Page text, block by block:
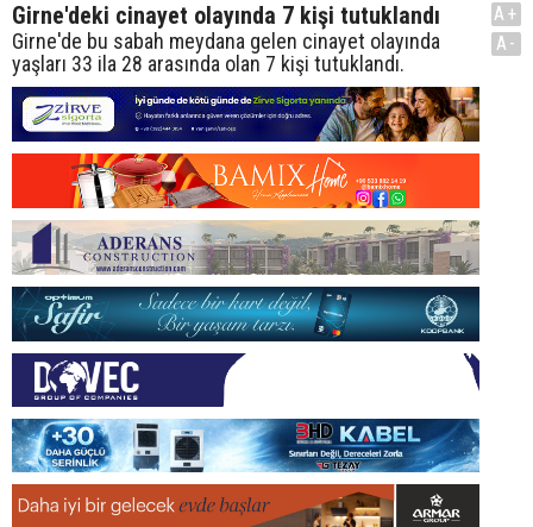
Girne'deki cinayet olayında 7 kişi tutuklandı
Girne'de bu sabah meydana gelen cinayet olayında
yaşları 33 ila 28 arasında olan 7 kişi tutuklandı.
A+
A-